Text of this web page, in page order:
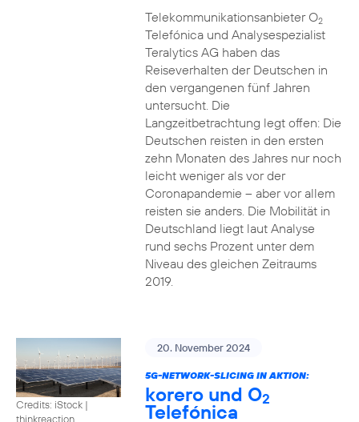
Telekommunikationsanbieter O2
Telefónica und Analysespezialist
Teralytics AG haben das
Reiseverhalten der Deutschen in
den vergangenen fünf Jahren
untersucht. Die
Langzeitbetrachtung legt offen: Die
Deutschen reisten in den ersten
zehn Monaten des Jahres nur noch
leicht weniger als vor der
Coronapandemie – aber vor allem
reisten sie anders. Die Mobilität in
Deutschland liegt laut Analyse
rund sechs Prozent unter dem
Niveau des gleichen Zeitraums
2019.
Credits: iStock |
thinkreaction
20. November 2024
5G-NETWORK-SLICING IN AKTION:
korero und O2
Telefónica